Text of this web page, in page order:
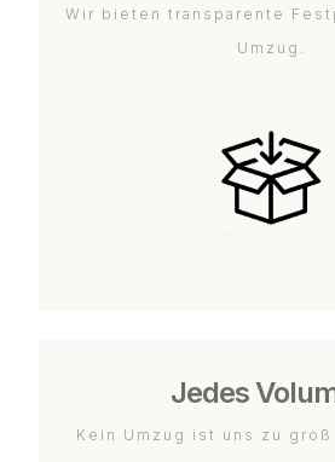
Wir bieten transparente
Umzug.
Jedes
Kein Umzug ist uns zu groß